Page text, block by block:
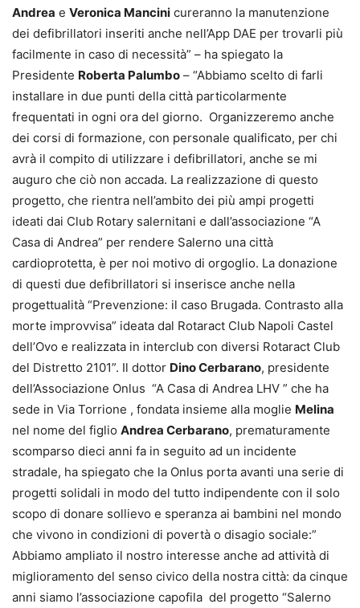
Andrea e Veronica Mancini cureranno la manutenzione
dei defibrillatori inseriti anche nell’App DAE per trovarli più
facilmente in caso di necessità” – ha spiegato la
Presidente Roberta Palumbo – “Abbiamo scelto di farli
installare in due punti della città particolarmente
frequentati in ogni ora del giorno. Organizzeremo anche
dei corsi di formazione, con personale qualificato, per chi
avrà il compito di utilizzare i defibrillatori, anche se mi
auguro che ciò non accada. La realizzazione di questo
progetto, che rientra nell’ambito dei più ampi progetti
ideati dai Club Rotary salernitani e dall’associazione “A
Casa di Andrea” per rendere Salerno una città
cardioprotetta, è per noi motivo di orgoglio. La donazione
di questi due defibrillatori si inserisce anche nella
progettualità “Prevenzione: il caso Brugada. Contrasto alla
morte improvvisa” ideata dal Rotaract Club Napoli Castel
dell’Ovo e realizzata in interclub con diversi Rotaract Club
del Distretto 2101”. Il dottor Dino Cerbarano, presidente
dell’Associazione Onlus “A Casa di Andrea LHV ” che ha
sede in Via Torrione , fondata insieme alla moglie Melina
nel nome del figlio Andrea Cerbarano, prematuramente
scomparso dieci anni fa in seguito ad un incidente
stradale, ha spiegato che la Onlus porta avanti una serie di
progetti solidali in modo del tutto indipendente con il solo
scopo di donare sollievo e speranza ai bambini nel mondo
che vivono in condizioni di povertà o disagio sociale:”
Abbiamo ampliato il nostro interesse anche ad attività di
miglioramento del senso civico della nostra città: da cinque
anni siamo l’associazione capofila del progetto “Salerno